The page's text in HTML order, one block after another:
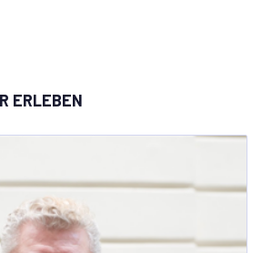
ERLEBEN